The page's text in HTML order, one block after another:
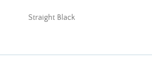
Straight Black